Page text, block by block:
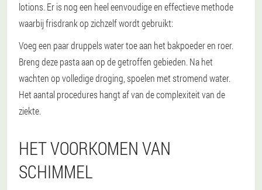
lotions. Er is nog een heel eenvoudige en effectieve methode
waarbij frisdrank op zichzelf wordt gebruikt:
Voeg een paar druppels water toe aan het bakpoeder en roer.
Breng deze pasta aan op de getroffen gebieden. Na het
wachten op volledige droging, spoelen met stromend water.
Het aantal procedures hangt af van de complexiteit van de
ziekte.
HET VOORKOMEN VAN
SCHIMMEL